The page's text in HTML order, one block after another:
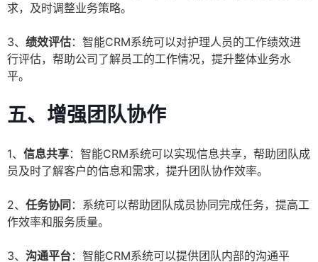
求，及时调整业务策略。
3、 绩效评估：智能CRM系统可以对护理人员的工作绩效进
行评估，帮助公司了解员工的工作情况，提升整体业务水
平。
五、增强团队协作
1、 信息共享：智能CRM系统可以实现信息共享，帮助团队成
员及时了解客户的信息和需求，提升团队协作效率。
2、 任务协同 ：系统可以帮助团队成员协同完成任务，提高工
作效率和服务质量。
3、 沟通平台：智能CRM系统可以提供团队内部的沟通平